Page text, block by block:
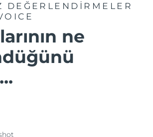
DEĞERLENDİRMELER
ne